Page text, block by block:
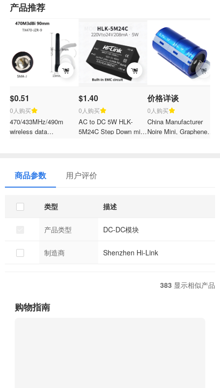
产品推荐
$0.51
0人购买
470/433MHz/490m
wireless data
IPEX1/SMA interface
$1.40
0人购买
AC to DC 5W HLK-
5M24C Step Down mini
Electric Circuit
价格详谈
0人购买
China Manufacturer
Noire Mini, Graphene
商品参数 用户评价
类型 描述
产品类型 DC-DC模块
制造商 Shenzhen Hi-Link
383 显示相似产品
购物指南